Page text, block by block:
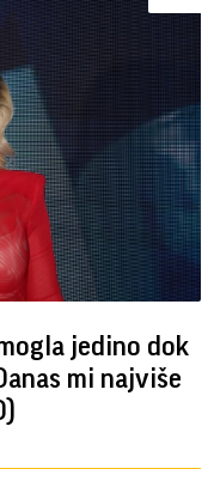
jedino dok
mi najviše